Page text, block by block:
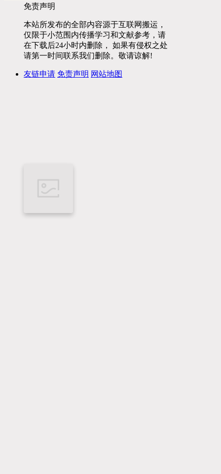
免责声明
本站所发布的全部内容源于互联网搬运，
仅限于小范围内传播学习和文献参考，请
在下载后24小时内删除， 如果有侵权之处
请第一时间联系我们删除。敬请谅解!
友链申请 免责声明 网站地图